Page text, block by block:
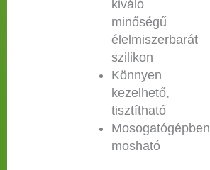
kiváló
minőségű
élelmiszerbarát
szilikon
Könnyen
kezelhető,
tisztítható
Mosogatógépben
mosható